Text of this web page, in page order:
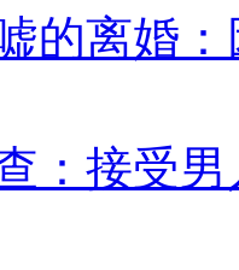
的离婚
：接受